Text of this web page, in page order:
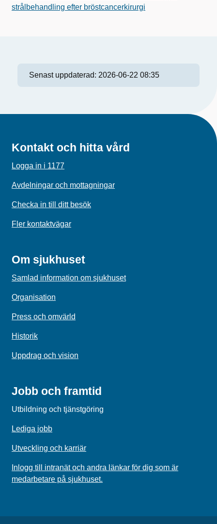
strålbehandling efter bröstcancerkirurgi
Senast uppdaterad: 2026-06-22 08:35
Kontakt och hitta vård
Logga in i 1177
Avdelningar och mottagningar
Checka in till ditt besök
Fler kontaktvägar
Om sjukhuset
Samlad information om sjukhuset
Organisation
Press och omvärld
Historik
Uppdrag och vision
Jobb och framtid
Utbildning och tjänstgöring
Lediga jobb
Utveckling och karriär
Inlogg till intranät och andra länkar för dig som är
medarbetare på sjukhuset.